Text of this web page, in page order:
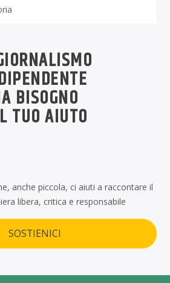
BISOGNO
TUO AIUTO
anche piccola, ci aiuti a raccontare il
libera, critica e responsabile
SOSTIENICI